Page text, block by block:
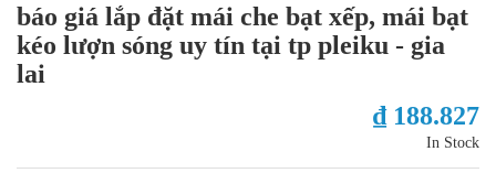
báo giá lắp đặt mái che bạt xếp, mái bạt
kéo lượn sóng uy tín tại tp pleiku - gia
lai
₫ 188.827
In Stock